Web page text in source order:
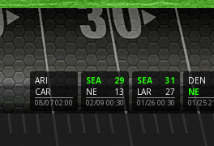
ARI
CAR
08/07 02:00
29
SEA
13
NE
02/09 00:30
31
SEA
27
LAR
01/26 00:30
DEN
NE
01/25